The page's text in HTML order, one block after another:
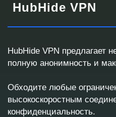
Запрос
Ответим с готовым
HubHide VPN
HubHide VPN предлагает
полную анонимность и
Обходите любые
высокоскоростным
конфиденциальность.